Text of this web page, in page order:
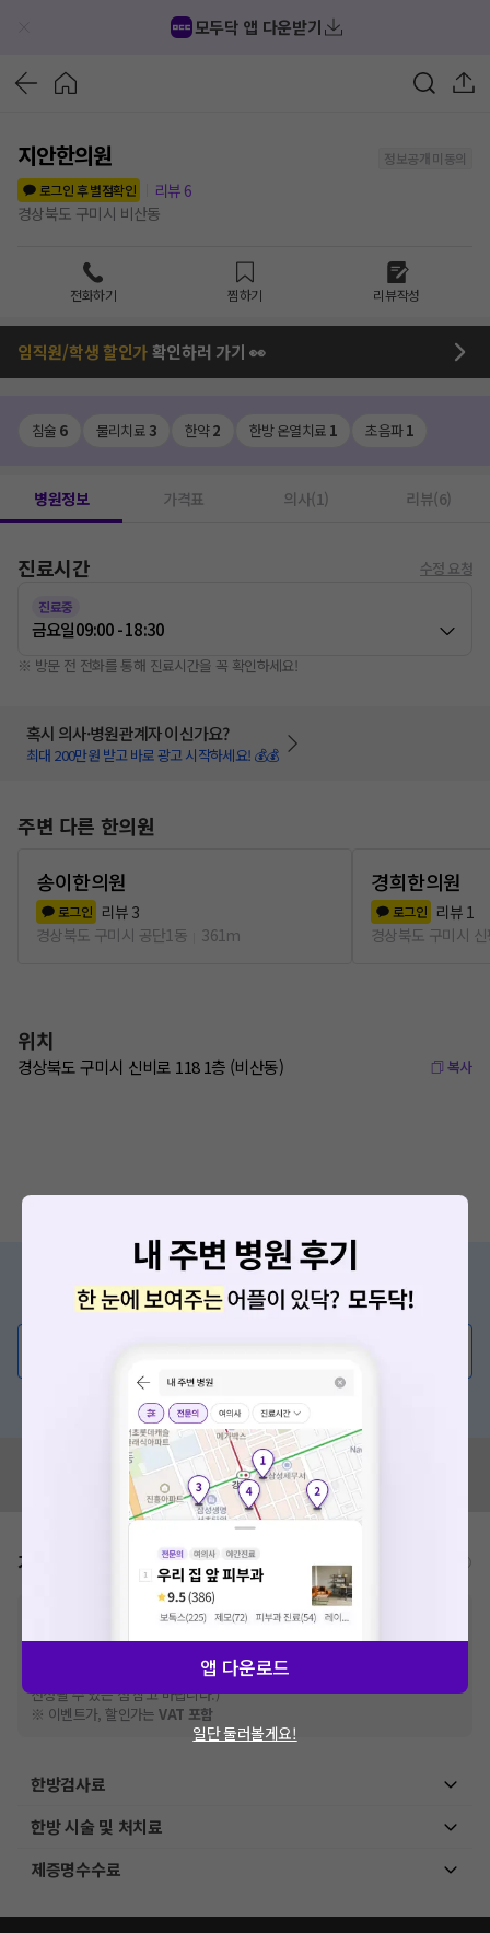
모두닥 앱 다운받기
지안한의원
정보공개 미동의
로그인 후 별점확인
리뷰 6
경상북도 구미시 비산동
전화하기 찜하기 리뷰작성
임직원/학생 할인가확인하러 가기 👀
침술 6 물리치료3 한약2 한방 온열치료 1 초음파1
병원정보 가격표 의사(1) 리뷰(6)
진료시간 수정 요청
진료중
금요일09:00 - 18:30
※ 방문 전 전화를 통해 진료시간을 꼭 확인하세요!
혹시 의사·병원관계자 이신가요?
최대 200만원 받고 바로 광고 시작하세요! 💰💰
주변 다른 한의원
송이한의원
로그인 리뷰 3
경상북도 구미시 공단1동
361m
경희한의원
로그인 리뷰 1
경상북도 구미시
위치
경상북도 구미시 신비로 118 1층 (비산동) 복사
증상/치료, 궁금한 점이 있나요?
의사가 직접 답해드려요!
혹은, 의료상담 서비스에 다양한 게시글 보러가기
혹시 잘못된 병원정보가 있나요?
모두닥 팀에 알려주세요!
가격표 비급여/급여 진료란?
추가비용 등으로 실제 가격과 상이할 수 있으니, 정확
건강보험심사평가원
격입니다. (진료와 연관된 복합적인 비용이 추가되어, 병원마다 금액이 다르게
산정될 수 있는 점 참고 바랍니다.)
※ 이벤트가, 할인가는VAT 포함
한방검사료
한방 시술 및 처치료
제증명수수료
앱 다운로드
일단 둘러볼게요!